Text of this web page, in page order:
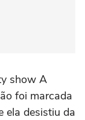
show A
foi marcada
ela desistiu da